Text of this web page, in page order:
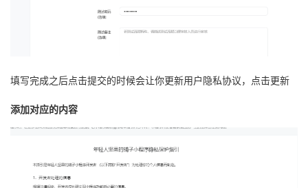
填写完成之后点击提交的时候会让你更新用户隐私协议，点击更新
添加对应的内容